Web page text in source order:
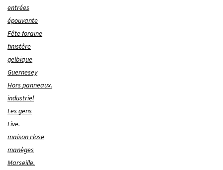
entrées
épouvante
Fête foraine
finistère
gelbique
Guernesey
Hors panneaux.
industriel
Les gens
Live.
maison close
manèges
Marseille.